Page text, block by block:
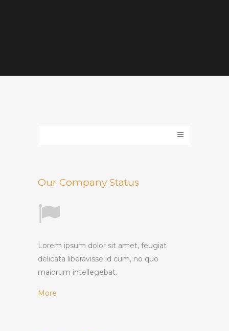
Our Company Status
Lorem ipsum dolor sit amet, feugiat
delicata liberavisse id cum, no quo
maiorum intellegebat.
More